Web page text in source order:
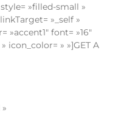
»filled-small »
»_self »
»accent1″ font= »16″
icon_color= » »]GET A